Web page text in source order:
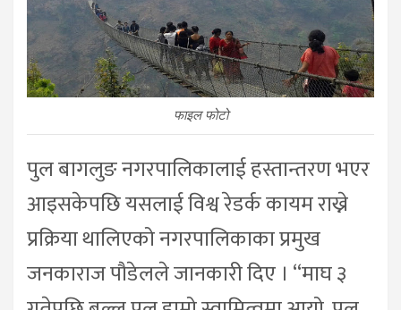
फाइल फोटो
पुल बागलुङ नगरपालिकालाई हस्तान्तरण भएर
आइसकेपछि यसलाई विश्व रेडर्क कायम राख्ने
प्रक्रिया थालिएको नगरपालिकाका प्रमुख
जनकाराज पौडेलले जानकारी दिए । “माघ ३